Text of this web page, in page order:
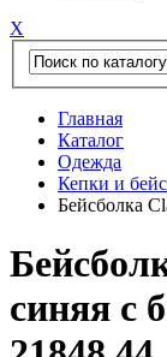
Х
Главная
Каталог
Одежда
Кепки и
Бейсболка
синяя с